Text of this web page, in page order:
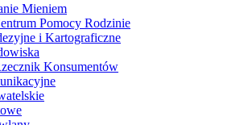
Mieniem
Pomocy Rodzinie
i Kartograficzne
Konsumentów